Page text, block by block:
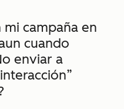
campaña en
cuando
enviar a